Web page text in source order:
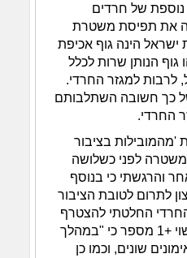
של חרדים
את תפיסת משטרת
הינה גוף אכיפת
גוף הנותן שרות לכלל
לרבות למגזר החרדי.
כך חשובה השתלבותם
החרדי.
בציבור
לפני כשלושה
והרגשתי כי בנוסף
לתרום לטובת הציבור
החלטתי להצטרף
למשטרת ישראל". מ' נשוי +1 מספר כי "במהלך
שונים, וכמו כן